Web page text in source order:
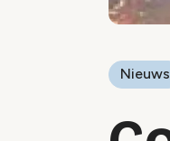
Nieuws